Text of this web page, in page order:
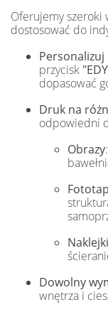
Oferujemy szeroki
dostosować do
przycisk
dopasować
Druk na
odpowiedni
Obrazy
Dowolny
wnętrza i